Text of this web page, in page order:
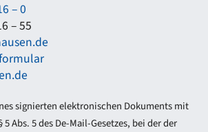
– 0
– 55
signierten elektronischen Dokuments mit
Abs. 5 des De-Mail-Gesetzes, bei der der